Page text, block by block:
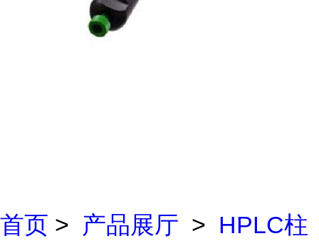
首页 > 产品展厅 > HPLC柱